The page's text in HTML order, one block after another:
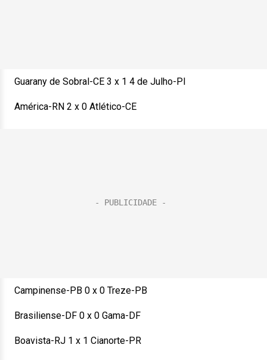
Guarany de Sobral-CE 3 x 1 4 de Julho-PI
América-RN 2 x 0 Atlético-CE
Campinense-PB 0 x 0 Treze-PB
Brasiliense-DF 0 x 0 Gama-DF
Boavista-RJ 1 x 1 Cianorte-PR